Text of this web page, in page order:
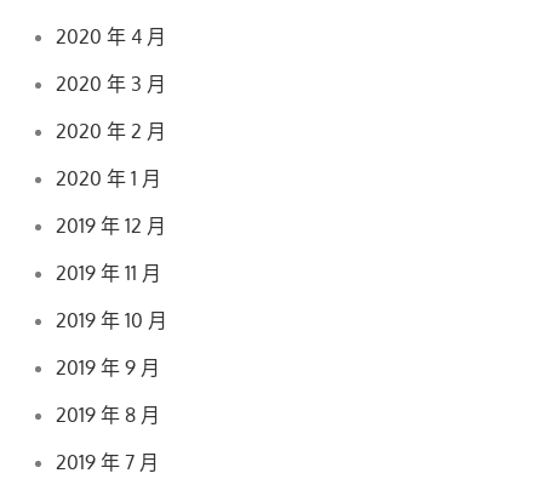
2020 年 4 月
2020 年 3 月
2020 年 2 月
2020 年 1 月
2019 年 12 月
2019 年 11 月
2019 年 10 月
2019 年 9 月
2019 年 8 月
2019 年 7 月